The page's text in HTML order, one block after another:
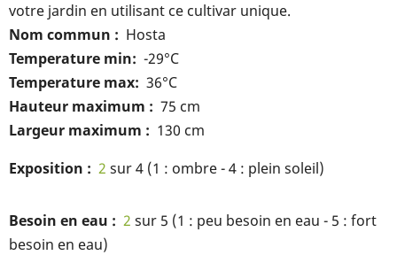
votre jardin en utilisant ce cultivar unique.
Nom commun
Hosta
Temperature min
-29°C
Temperature max 36°C
Hauteur maximum
75 cm
Largeur maximum
130 cm
Exposition
2 sur 4 (1 : ombre - 4 : plein soleil)
Besoin en eau 2 sur 5 (1 : peu besoin en eau - 5 : fort
besoin en eau)